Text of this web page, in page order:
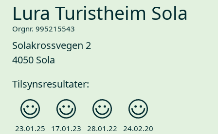
Lura Turistheim Sola
Orgnr. 995215543
Solakrossvegen 2
4050 Sola
Tilsynsresultater:
23.01.25 17.01.23 28.01.22
24.02.20